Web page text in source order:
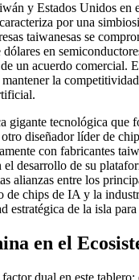
y Estados Unidos en
por una
taiwanesas se
en
un acuerdo comercial.
la
gigante tecnológica que
otro diseñador líder de
con fabricantes
el desarrollo de su
alianzas entre los
de chips de IA y la
estratégica de la isla para
en el
dual en este tablero: